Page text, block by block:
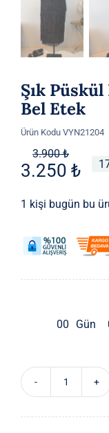
Şık
Bel Etek
Ürün Kodu VYN21204
3.900₺
Orijinal
fiyat:
3.900
3.250 ₺
Şu
andaki
fiyat:
1 kişi bugün bu
00 Gün